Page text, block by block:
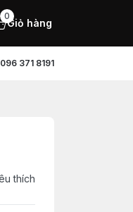
0
Giỏ hàng
096 371 8191
thích